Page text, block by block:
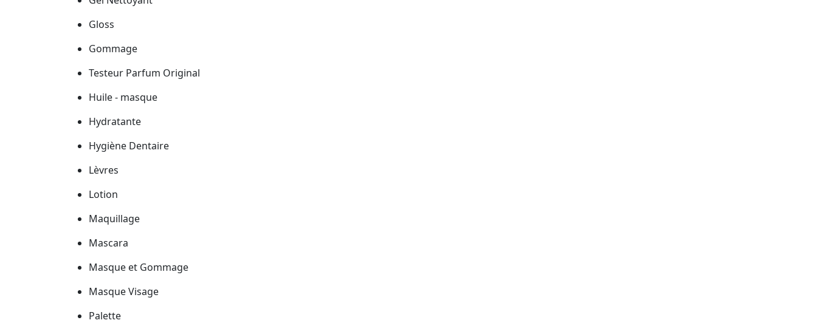
Gloss
Gommage
Testeur Parfum Original
Huile - masque
Hydratante
Hygiène Dentaire
Lèvres
Lotion
Maquillage
Mascara
Masque et Gommage
Masque Visage
Palette